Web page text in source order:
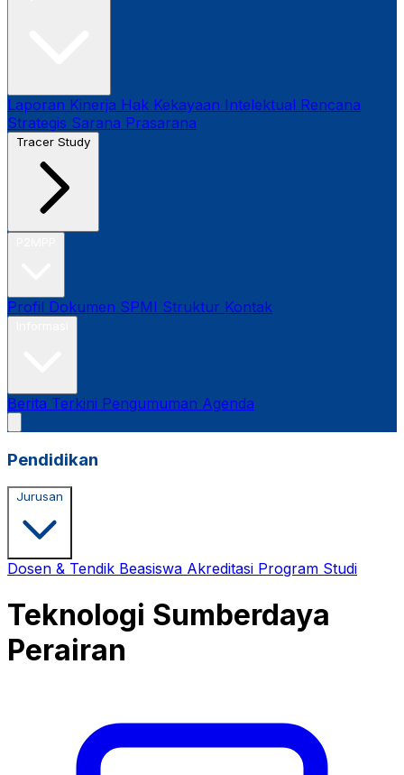
Laporan Kinerja Hak Kekayaan Intelektual Rencana
Strategis Sarana Prasarana
Tracer Study
Profil Dokumen SPMI Struktur Kontak
Berita Terkini Pengumuman Agenda
Pendidikan
Jurusan
Dosen & Tendik Beasiswa Akreditasi Program Studi
Teknologi Sumberdaya
Perairan